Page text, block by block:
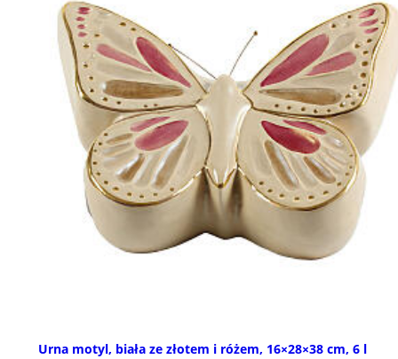
Urna motyl, biała ze złotem i różem, 16×28×38 cm, 6 l